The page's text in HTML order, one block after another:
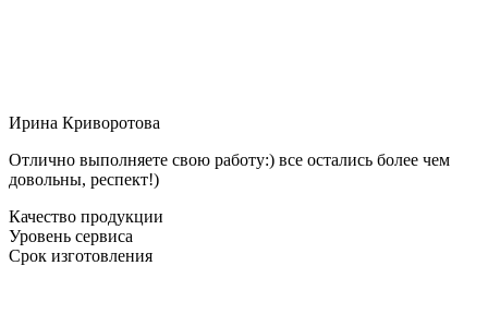
Ирина Криворотова
Отлично выполняете свою работу:) все остались более чем
довольны, респект!)
Качество продукции
Уровень сервиса
Срок изготовления